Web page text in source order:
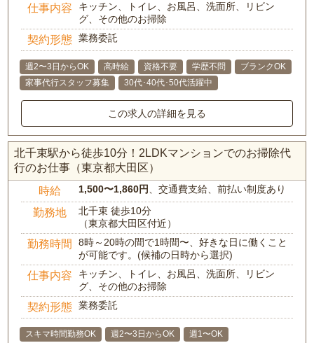
仕事内容
キッチン、トイレ、お風呂、洗面所、リビン
グ、その他のお掃除
契約形態 業務委託
週2〜3日からOK 高時給 資格不要 学歴不問
ブランクOK
家事代行スタッフ募集
30代･40代･50代活躍中
この求人の詳細を見る
北千束駅から徒歩10分！2LDKマンションでのお掃除代
行のお仕事（東京都大田区）
時給 1,500〜1,860円 、交通費支給、前払い制度あり
勤務地
北千束 徒歩10分
（東京都大田区付近）
勤務時間
8時～20時の間で1時間〜、好きな日に働くこと
が可能です。(候補の日時から選択)
仕事内容
キッチン、トイレ、お風呂、洗面所、リビン
グ、その他のお掃除
契約形態 業務委託
スキマ時間勤務OK 週2〜3日からOK 週1〜OK